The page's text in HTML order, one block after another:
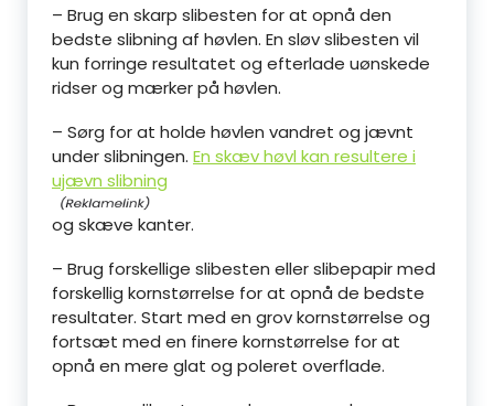
– Brug en skarp slibesten for at opnå den
bedste slibning af høvlen. En sløv slibesten vil
kun forringe resultatet og efterlade uønskede
ridser og mærker på høvlen.
– Sørg for at holde høvlen vandret og jævnt
under slibningen. En skæv høvl kan resultere i
ujævn slibning
og skæve kanter.
– Brug forskellige slibesten eller slibepapir med
forskellig kornstørrelse for at opnå de bedste
resultater. Start med en grov kornstørrelse og
fortsæt med en finere kornstørrelse for at
opnå en mere glat og poleret overflade.